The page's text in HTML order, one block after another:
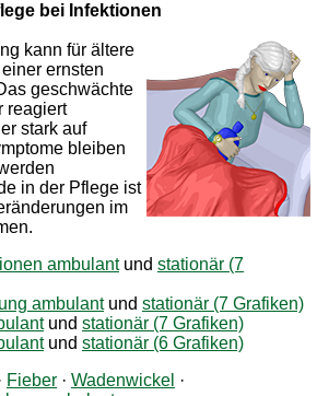
bei Infektionen
kann für ältere
ernsten
geschwächte
reagiert
stark auf
bleiben
in der Pflege ist
im
ambulantund stationär (7
ambulantund stationär (7 Grafiken)
und stationär (7 Grafiken)
und stationär (6 Grafiken)
Fieber · Wadenwickel ·